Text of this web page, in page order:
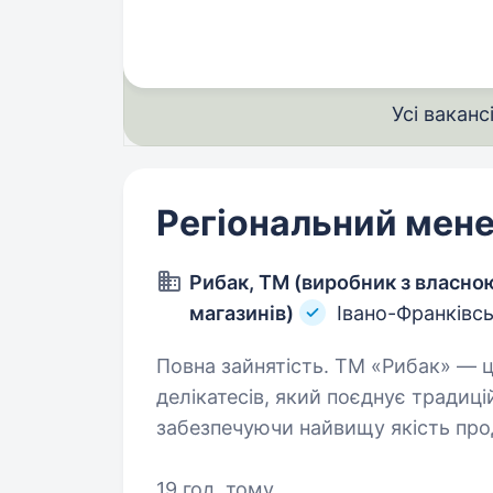
Усі
Регіональний
Рибак, ТМ (виробник з
магазинів)
Івано-
Повна зайнятість. ТМ «Рибак» — це крафтовий виробник м’ясних
делікатесів, який поєднує
забезпечуючи найвищу якість